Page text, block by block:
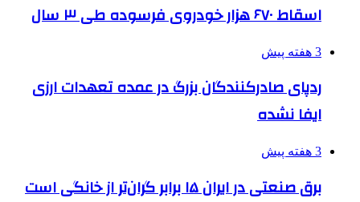
اسقاط ۶۷۰ هزار خودروی فرسوده طی ۳ سال
3 هفته پیش
ردپای صادرکنندگان بزرگ در عمده تعهدات ارزی
ایفا نشده
3 هفته پیش
برق صنعتی در ایران ۱۵ برابر گران‌تر از خانگی است